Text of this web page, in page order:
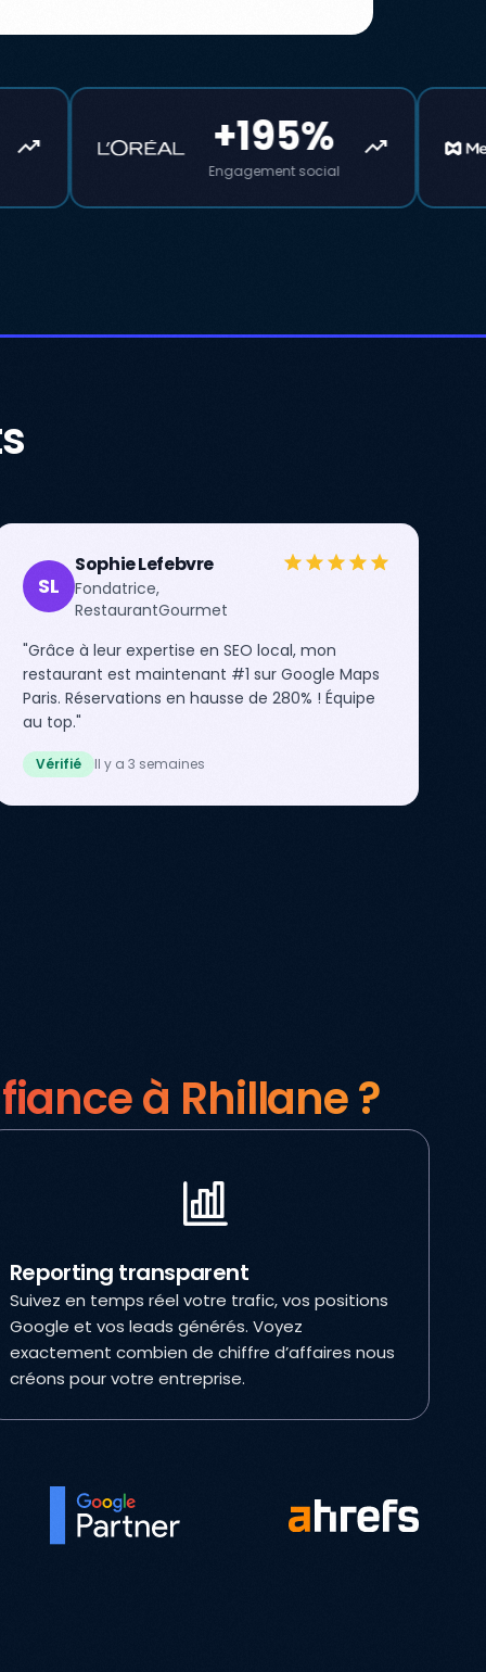
+195%
Engagement social
trending_up
SL
Sophie Lefebvre
Fondatrice,
RestaurantGourmet
"Grâce à leur expertise en SEO local, mon
restaurant est maintenant #1 sur Google Maps
Paris. Réservations en hausse de 280% ! Équipe
au top."
Vérifié Il y a 3 semaines
à Rhillane ?
Reporting transparent
Suivez en temps réel votre trafic, vos positions
Google et vos leads générés. Voyez
exactement combien de chiffre d’affaires nous
créons pour votre entreprise.